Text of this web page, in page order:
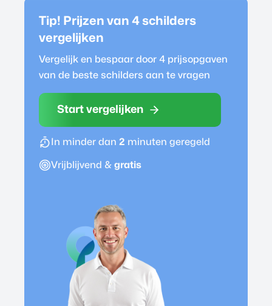
Tip! Prijzen van 4 schilders
vergelijken
Vergelijk en bespaar door 4 prijsopgaven
van de beste schilders aan te vragen
Start vergelijken
In minder dan 2 minuten geregeld
Vrijblijvend & gratis